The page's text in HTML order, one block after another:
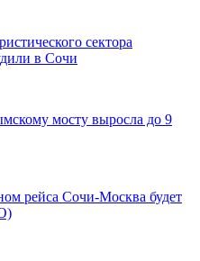
сектора
в Сочи
мосту выросла до 9
рейса Сочи-Москва будет